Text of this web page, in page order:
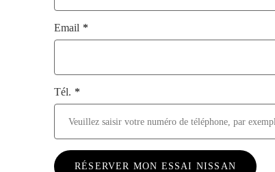
Email
Tél.
RÉSERVER MON ESSAI NISSAN